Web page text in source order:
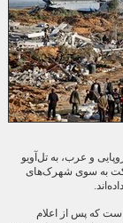
و عرب، به تل‌آویو
به سوی شهرک‌های
که پس از اعلام